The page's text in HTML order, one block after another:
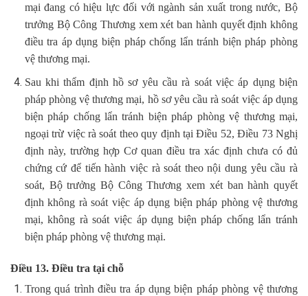
mại đang có hiệu lực đối với ngành sản xuất trong nước, Bộ
trưởng Bộ Công Thương xem xét ban hành quyết định không
điều tra áp dụng biện pháp chống lẩn tránh biện pháp phòng
vệ thương mại.
Sau khi thẩm định hồ sơ yêu cầu rà soát việc áp dụng biện
pháp phòng vệ thương mại, hồ sơ yêu cầu rà soát việc áp dụng
biện pháp chống lẩn tránh biện pháp phòng vệ thương mại,
ngoại trừ việc rà soát theo quy định tại Điều 52, Điều 73 Nghị
định này, trường hợp Cơ quan điều tra xác định chưa có đủ
chứng cứ để tiến hành việc rà soát theo nội dung yêu cầu rà
soát, Bộ trưởng Bộ Công Thương xem xét ban hành quyết
định không rà soát việc áp dụng biện pháp phòng vệ thương
mại, không rà soát việc áp dụng biện pháp chống lẩn tránh
biện pháp phòng vệ thương mại.
Điều 13. Điều tra tại chỗ
Trong quá trình điều tra áp dụng biện pháp phòng vệ thương